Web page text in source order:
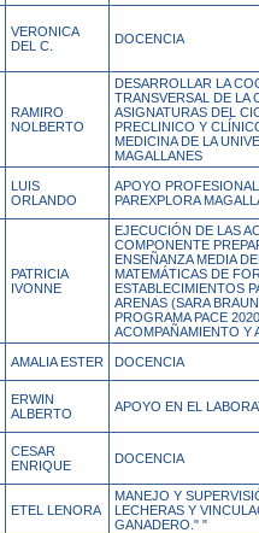
VERONICA
DEL C.
DOCENCIA
RAMIRO
NOLBERTO
DESARROLLAR LA
TRANSVERSAL DE LA
ASIGNATURAS DEL
PRECLINICO Y
MEDICINA DE LA
MAGALLANES
LUIS
ORLANDO
APOYO
PAREXPLORA
PATRICIA
IVONNE
EJECUCIÓN DE LAS
COMPONENTE
ENSEÑANZA MEDIA
MATEMÁTICAS DE
ESTABLECIMIENTOS
ARENAS (SARA
PROGRAMA PACE
ACOMPAÑAMIENTO Y
AMALIA ESTER DOCENCIA
ERWIN
ALBERTO
APOYO EN EL
CESAR
ENRIQUE
DOCENCIA
ETEL LENORA
MANEJO Y
LECHERAS Y
GANADERO." "